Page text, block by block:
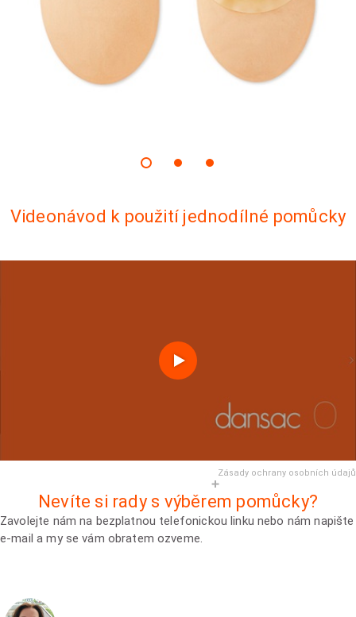
Videonávod k použití jednodílné pomůcky
Zásady ochrany osobních údajů
Nevíte si rady s výběrem pomůcky?
Zavolejte nám na bezplatnou telefonickou linku nebo nám napište
e-mail a my se vám obratem ozveme.